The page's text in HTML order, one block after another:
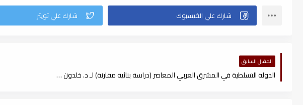
المقال السابق
الدولة التسلطية في المشرق العربي المعاصر (دراسة بنائية مقارنة) لـ د. خلدون حسن النقيب ، pdf